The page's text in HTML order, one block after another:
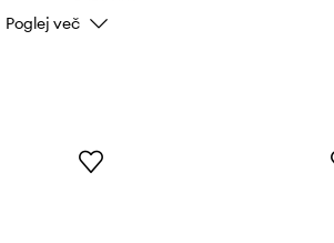
Poglej več